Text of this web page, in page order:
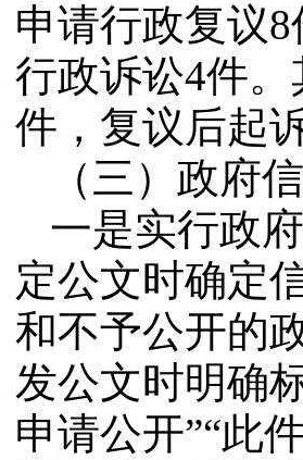
申请行政复议
行政诉讼4件
件，复议后起
（三）政府
一是实行政
定公文时确定
和不予公开的
发公文时明确
申请公开”“此